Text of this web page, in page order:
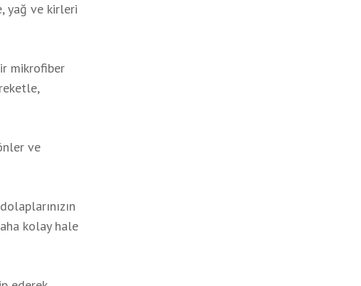
yağ ve kirleri
mikrofiber
ve
kolay hale